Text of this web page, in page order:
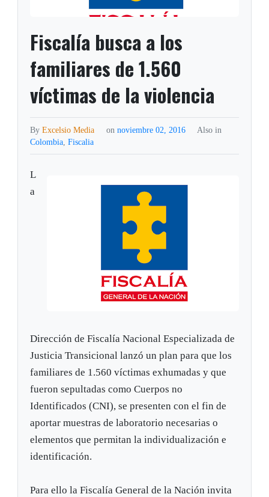
Fiscalía busca a los
familiares de 1.560
víctimas de la violencia
ByExcelsio Media on noviembre 02, 2016
Also in
Colombia,Fiscalia
L
a
Dirección de Fiscalía Nacional Especializada de
Justicia Transicional lanzó un plan para que los
familiares de 1.560 víctimas exhumadas y que
fueron sepultadas como Cuerpos no
Identificados (CNI), se presenten con el fin de
aportar muestras de laboratorio necesarias o
elementos que permitan la individualización e
identificación.
Para ello la Fiscalía General de la Nación invita